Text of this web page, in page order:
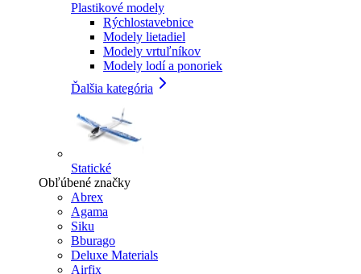
Plastikové modely
Rýchlostavebnice
Modely lietadiel
Modely vrtuľníkov
Modely lodí a ponoriek
Ďalšia kategória
Statické
Obľúbené značky
Abrex
Agama
Siku
Bburago
Deluxe Materials
Airfix